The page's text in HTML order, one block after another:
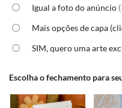
Igual a foto do anúncio
Mais opções de capa
SIM, quero uma arte
Escolha o fechamento para